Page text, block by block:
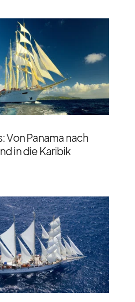
Von Panama nach
in die Karibik